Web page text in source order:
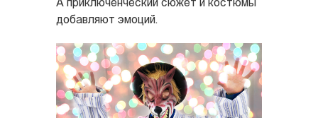
А приключенческий сюжет и костюмы
добавляют эмоций.